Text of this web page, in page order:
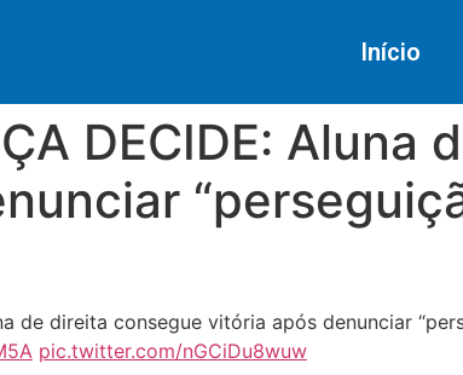
Início
DECIDE: Aluna
de direita consegue vitória após denunciar
pic.twitter.com/nGCiDu8wuw